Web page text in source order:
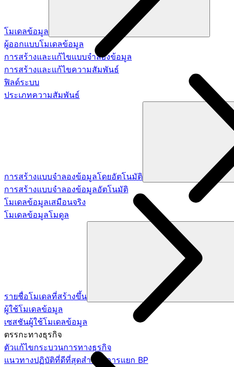
โมเดลข้อมูล
ผู้ออกแบบโมเดลข้อมูล
การสร้างและแก้ไขแบบจำลองข้อมูล
การสร้างและแก้ไขความสัมพันธ์
ฟิลด์ระบบ
ประเภทความสัมพันธ์
การสร้างแบบจำลองข้อมูลโดยอัตโนมัติ
การสร้างแบบจำลองข้อมูลอัตโนมัติ
โมเดลข้อมูลเสมือนจริง
โมเดลข้อมูลโมดูล
รายชื่อโมเดลที่สร้างขึ้น
ผู้ใช้โมเดลข้อมูล
เซสชันผู้ใช้โมเดลข้อมูล
ตรรกะทางธุรกิจ
ตัวแก้ไขกระบวนการทางธุรกิจ
แนวทางปฏิบัติที่ดีที่สุดสำหรับการแยก BP